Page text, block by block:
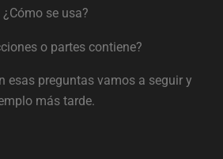
¿Cómo se usa?
o partes contiene?
esas preguntas vamos a seguir y
más tarde.